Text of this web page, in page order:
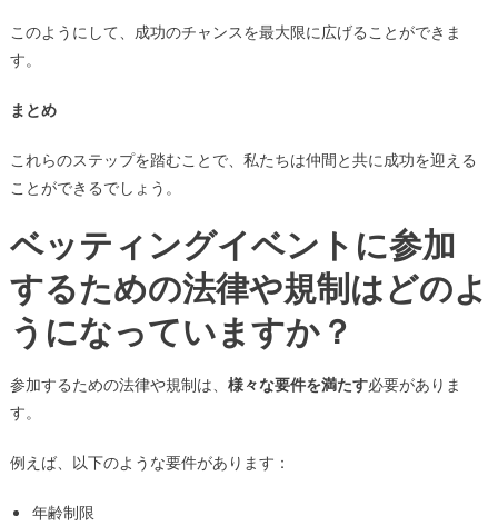
このようにして、成功のチャンスを最大限に広げることができま
す。
まとめ
これらのステップを踏むことで、私たちは仲間と共に成功を迎える
ことができるでしょう。
ベッティングイベントに参加
するための法律や規制はどのよ
うになっていますか？
参加するための法律や規制は、 様々な要件を満たす必要がありま
す。
例えば、以下のような要件があります：
年齢制限